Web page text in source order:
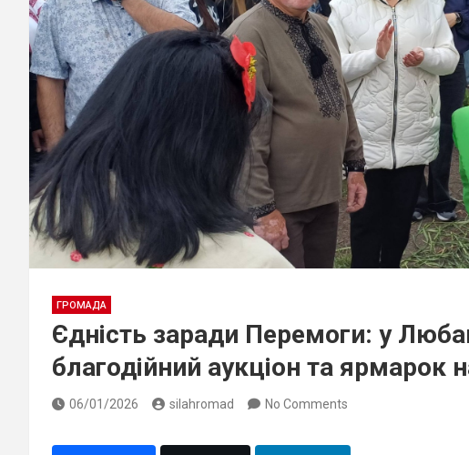
ГРОМАДА
Єдність заради Перемоги: у
благодійний аукціон та ярмарок
06/01/2026 silahromad No Comments